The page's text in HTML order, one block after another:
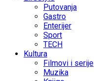
Putovanja
Gastro
Enterijer
Sport
TECH
Kultura
Filmovi i serije
Muzika